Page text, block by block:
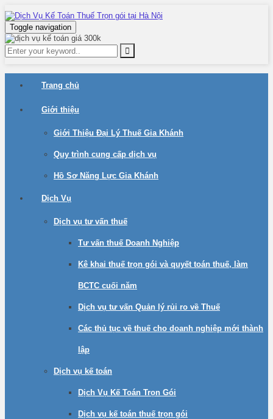
Toggle navigation
Trang chủ
Giới thiệu
Giới Thiệu Đại Lý Thuế Gia Khánh
Quy trình cung cấp dịch vụ
Hồ Sơ Năng Lực Gia Khánh
Dịch Vụ
Dịch vụ tư vấn thuế
Tư vấn thuế Doanh Nghiệp
Kê khai thuế trọn gói và quyết toán thuế, làm
BCTC cuối năm
Dịch vụ tư vấn Quản lý rủi ro về Thuế
Các thủ tục về thuế cho doanh nghiệp mới thành
lập
Dịch vụ kế toán
Dịch Vụ Kế Toán Trọn Gói
Dịch vụ kế toán thuế trọn gói